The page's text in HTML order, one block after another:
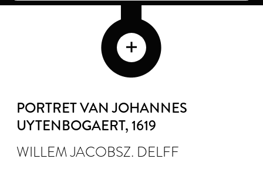
PORTRET VAN JOHANNES
UYTENBOGAERT, 1619
WILLEM JACOBSZ. DELFF